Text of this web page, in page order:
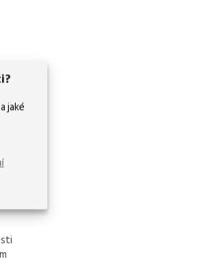
jaké